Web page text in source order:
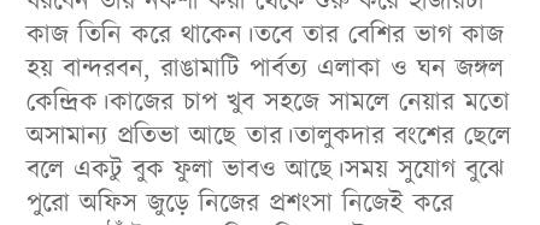
কাজ তিনি করে থাকেন।তবে তার বেশির ভাগ কাজ
হয় বান্দরবন, রাঙামাটি পার্বত্য এলাকা ও ঘন জঙ্গল
কেন্দ্রিক।কাজের চাপ খুব সহজে সামলে নেয়ার মতো
অসামান্য প্রতিভা আছে তার।তালুকদার বংশের ছেলে
বলে একটু বুক ফুলা ভাবও আছে।সময় সুযোগ বুঝে
পুরো অফিস জুড়ে নিজের প্রশংসা নিজেই করে